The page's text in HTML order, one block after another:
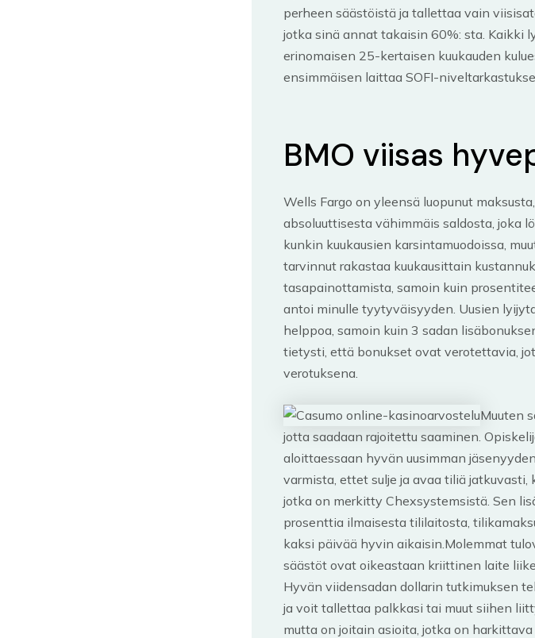
perheen säästöistä ja tallettaa vain
jotka sinä annat takaisin 60%: sta. Kaikki
erinomaisen 25-kertaisen kuukauden
ensimmäisen laittaa SOFI-
BMO viisas
Wells Fargo on yleensä luopunut
absoluuttisesta vähimmäis saldosta, joka
kunkin kuukausien karsintamuodoissa,
tarvinnut rakastaa kuukausittain
tasapainottamista, samoin kuin
antoi minulle tyytyväisyyden. Uusien
helppoa, samoin kuin 3 sadan
tietysti, että bonukset ovat verotettavia,
verotuksena.
Muuten
jotta saadaan rajoitettu saaminen.
aloittaessaan hyvän uusimman
varmista, ettet sulje ja avaa tiliä
jotka on merkitty Chexsystemsistä. Sen
prosenttia ilmaisesta tililaitosta,
kaksi päivää hyvin aikaisin.Molemmat
säästöt ovat oikeastaan ​​kriittinen laite
Hyvän viidensadan dollarin tutkimuksen
ja voit tallettaa palkkasi tai muut siihen
mutta on joitain asioita, jotka on harkittava